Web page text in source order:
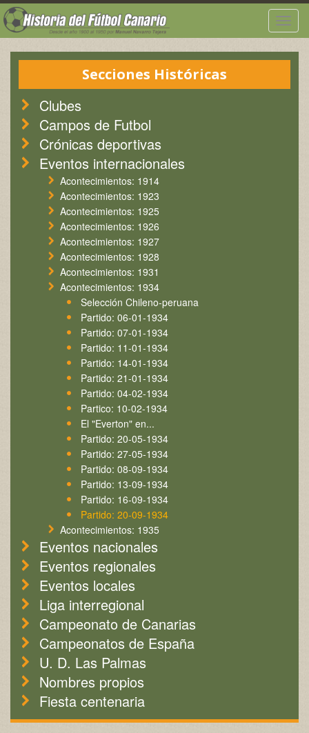
Secciones Históricas
Clubes
Campos de Futbol
Crónicas deportivas
Eventos internacionales
Acontecimientos: 1914
Acontecimientos: 1923
Acontecimientos: 1925
Acontecimientos: 1926
Acontecimientos: 1927
Acontecimientos: 1928
Acontecimientos: 1931
Acontecimientos: 1934
Selección Chileno-peruana
Partido: 06-01-1934
Partido: 07-01-1934
Partido: 11-01-1934
Partido: 14-01-1934
Partido: 21-01-1934
Partido: 04-02-1934
Partico: 10-02-1934
El "Everton" en...
Partido: 20-05-1934
Partido: 27-05-1934
Partido: 08-09-1934
Partido: 13-09-1934
Partido: 16-09-1934
Partido: 20-09-1934
Acontecimientos: 1935
Eventos nacionales
Eventos regionales
Eventos locales
Liga interregional
Campeonato de Canarias
Campeonatos de España
U. D. Las Palmas
Nombres propios
Fiesta centenaria